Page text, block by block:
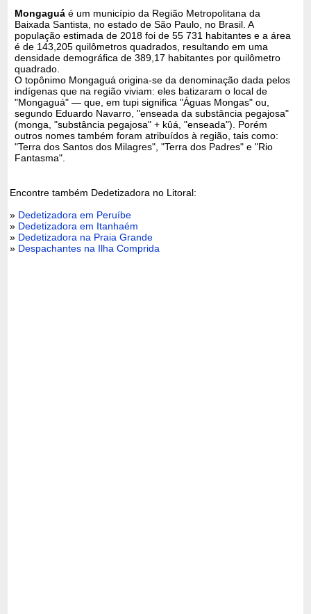
Mongaguá é um município da Região Metropolitana da
Baixada Santista, no estado de São Paulo, no Brasil. A
população estimada de 2018 foi de 55 731 habitantes e a área
é de 143,205 quilômetros quadrados, resultando em uma
densidade demográfica de 389,17 habitantes por quilômetro
quadrado.
O topônimo Mongaguá origina-se da denominação dada pelos
indígenas que na região viviam: eles batizaram o local de
"Mongaguá" — que, em tupi significa "Águas Mongas" ou,
segundo Eduardo Navarro, "enseada da substância pegajosa"
(monga, "substância pegajosa" + kûá, "enseada"). Porém
outros nomes também foram atribuídos à região, tais como:
"Terra dos Santos dos Milagres", "Terra dos Padres" e "Rio
Fantasma".
Encontre também Dedetizadora no Litoral:
» Dedetizadora em Peruíbe
» Dedetizadora em Itanhaém
» Dedetizadora na Praia Grande
» Despachantes na Ilha Comprida